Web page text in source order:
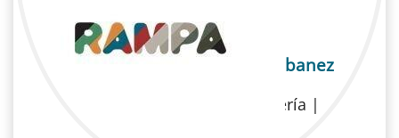
Haridian Nobrega Diaz Estebanez
Cine | Maquillaje y peluquería |